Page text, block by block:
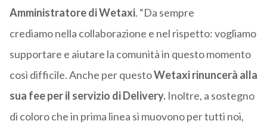
Amministratore di Wetaxi. “Da sempre
crediamo nella collaborazione e nel rispetto: vogliamo
supportare e aiutare la comunità in questo momento
così difficile. Anche per questoWetaxi rinuncerà alla
sua fee per il servizio di Delivery.Inoltre, a sostegno
di coloro che in prima linea si muovono per tutti noi,